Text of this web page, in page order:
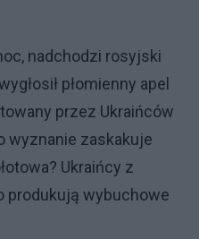
nadchodzi rosyjski
płomienny apel
przez Ukraińców
wyznanie zaskakuje
Ukraińcy z
produkują wybuchowe